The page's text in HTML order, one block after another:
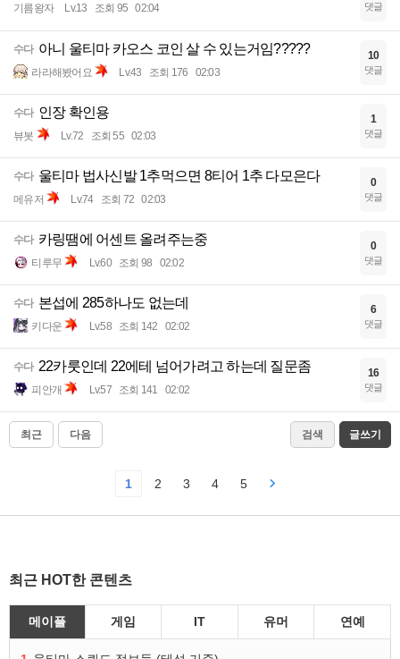
기름왕자 Lv.13 조회 95 02:04 댓글
수다 아니 울티마 카오스 코인 살 수 있는거임?????
라라해봤어요 Lv.43 조회 176 02:03
10
댓글
수다 인장 확인용
뷰봇 Lv.72 조회 55 02:03
1
댓글
수다 울티마 법사신발 1추먹으면 8티어 1추 다모은다
메유저 Lv.74 조회 72 02:03
0
댓글
수다 카링땜에 어센트 올려주는중
티루무 Lv.60 조회 98 02:02
0
댓글
수다 본섭에 285하나도 없는데
키다운 Lv.58 조회 142 02:02
6
댓글
수다 22카룻인데 22에테 넘어가려고 하는데 질문좀
피안개 Lv.57 조회 141 02:02
16
댓글
최근 다음 검색 글쓰기
1 2 3 4 5
최근 HOT한 콘텐츠
메이플 게임 IT 유머 연예